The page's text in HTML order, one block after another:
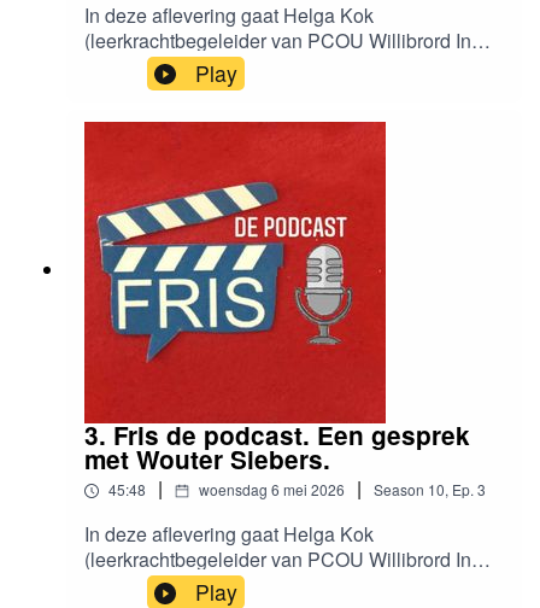
In deze aflevering gaat Helga Kok
(leerkrachtbegeleider van PCOU Willibrord In
Utrecht) in gesprek met Tom Rijpert en
Annemarie Jongbloed, beiden schrijvers van
kinderboeken én lid van schrijverscollectief
Schrijvers voor Toekomst. Ze schreven allebei
de brievenbus.
Play
3. Fris de podcast. Een gesprek
met Wouter Siebers.
45:48 | woensdag 6 mei 2026 | Season 10, Ep. 3
In deze aflevering gaat Helga Kok
(leerkrachtbegeleider van PCOU Willibrord In
Utrecht) in gesprek met Wouter Siebers,
Play